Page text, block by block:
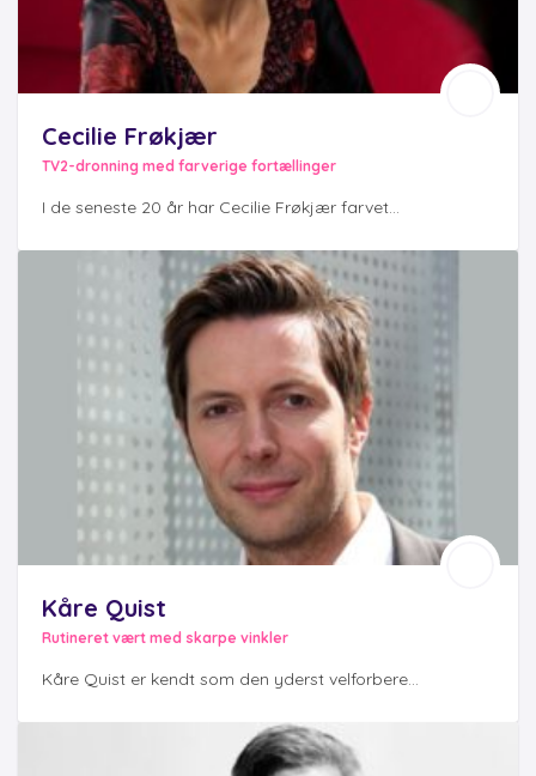
Cecilie Frøkjær
TV2-dronning med farverige fortællinger
I de seneste 20 år har Cecilie Frøkjær farvet...
Kåre Quist
Rutineret vært med skarpe vinkler
Kåre Quist er kendt som den yderst velforbere...